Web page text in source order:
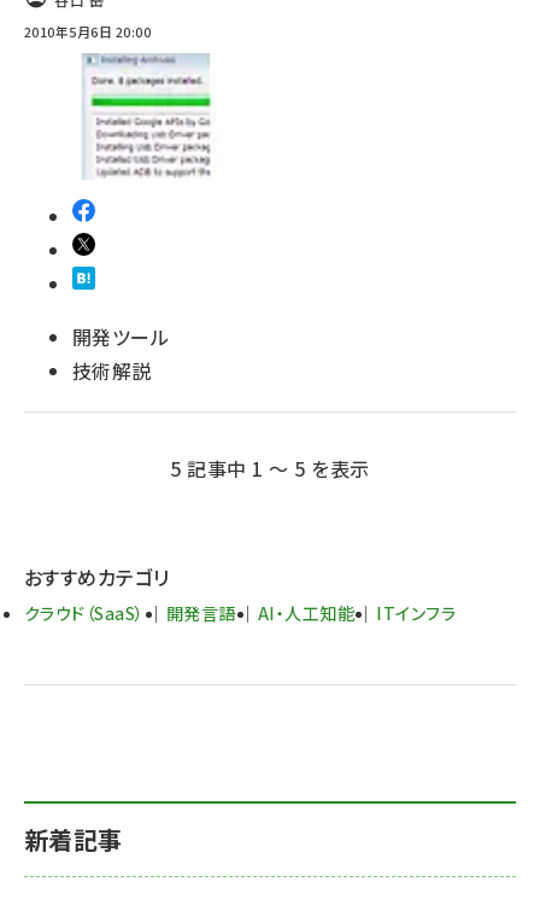
2010年5月6日 20:00
開発ツール
技術解説
5 記事中 1 ～ 5 を表示
おすすめカテゴリ
クラウド（SaaS） 開発言語 AI・人工知能 ITインフラ
新着記事